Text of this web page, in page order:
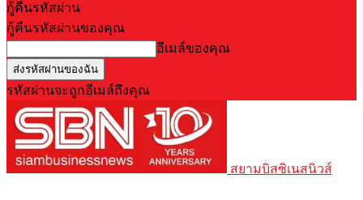
กู้คืนรหัสผ่าน
กู้คืนรหัสผ่านของคุณ
อีเมล์ของคุณ
รหัสผ่านจะถูกอีเมล์ถึงคุณ
สยามบิสซิเนสนิวส์